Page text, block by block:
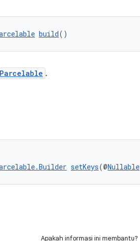
build()
.
setKeys(@Nullable
Apakah informasi ini membantu?